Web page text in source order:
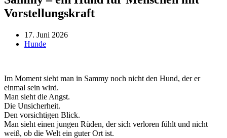
Vorstellungskraft
17. Juni 2026
Hunde
Im Moment sieht man in Sammy noch nicht den Hund, der er
einmal sein wird.
Man sieht die Angst.
Die Unsicherheit.
Den vorsichtigen Blick.
Man sieht einen jungen Rüden, der sich verloren fühlt und nicht
weiß, ob die Welt ein guter Ort ist.